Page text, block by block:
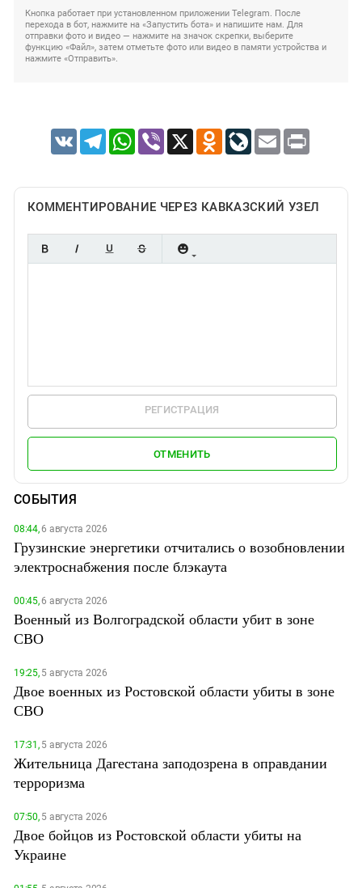
Кнопка работает при установленном приложении Telegram. После
перехода в бот, нажмите на «Запустить бота» и напишите нам. Для
отправки фото и видео — нажмите на значок скрепки, выберите
функцию «Файл», затем отметьте фото или видео в памяти устройства и
нажмите «Отправить».
VK TelegramWhatsApp
Viber X Odnoklassniki
LiveJournal
Email Print
КОММЕНТИРОВАНИЕ ЧЕРЕЗ КАВКАЗСКИЙ УЗЕЛ
РЕГИСТРАЦИЯ
ОТМЕНИТЬ
СОБЫТИЯ
08:44,6 августа 2026
Грузинские энергетики отчитались о возобновлении
электроснабжения после блэкаута
00:45,6 августа 2026
Военный из Волгоградской области убит в зоне
СВО
19:25,5 августа 2026
Двое военных из Ростовской области убиты в зоне
СВО
17:31,5 августа 2026
Жительница Дагестана заподозрена в оправдании
терроризма
07:50,5 августа 2026
Двое бойцов из Ростовской области убиты на
Украине